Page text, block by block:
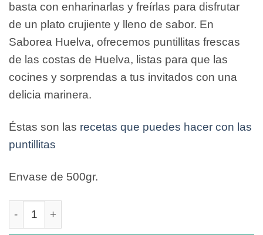
basta con enharinarlas y freírlas para disfrutar
de un plato crujiente y lleno de sabor. En
Saborea Huelva, ofrecemos puntillitas frescas
de las costas de Huelva, listas para que las
cocines y sorprendas a tus invitados con una
delicia marinera.
Éstas son las recetas que puedes hacer con las
puntillitas
Envase de 500gr.